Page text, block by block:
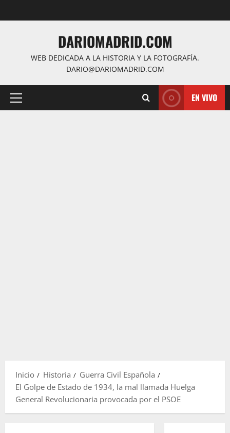
al
DARIOMADRID.COM
WEB DEDICADA A LA HISTORIA Y LA FOTOGRAFÍA.
DARIO@DARIOMADRID.COM
Menú
EN VIVO
Inicio Historia
Guerra Civil Española
El Golpe de Estado de 1934, la mal llamada Huelga
General Revolucionaria provocada por el PSOE